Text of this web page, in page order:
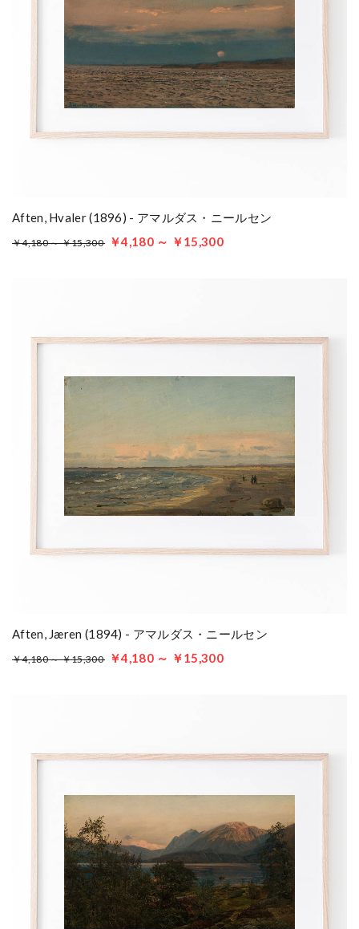
Aften, Hvaler (1896) - アマルダス・ニールセン
￥4,180 ～ ￥15,300 ￥4,180 ～ ￥15,300
Aften, Jæren (1894) - アマルダス・ニールセン
￥4,180 ～ ￥15,300 ￥4,180 ～ ￥15,300